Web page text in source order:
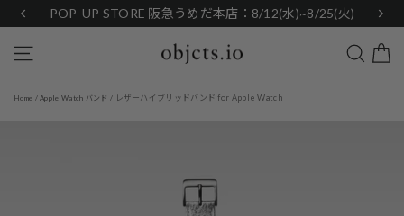
content
POP-UP STORE 阪急うめだ本店：8/12(水)~8/25(火)
Search
Home / Apple Watch バンド / レザーハイブリッドバンド for Apple Watch